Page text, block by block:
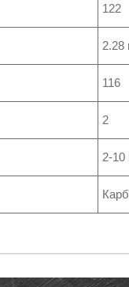
122
2.28
116
2
2-10